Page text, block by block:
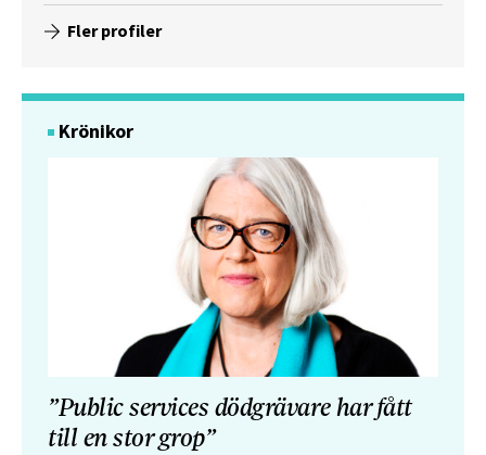
Fler profiler
Krönikor
”Public services dödgrävare har fått
till en stor grop”